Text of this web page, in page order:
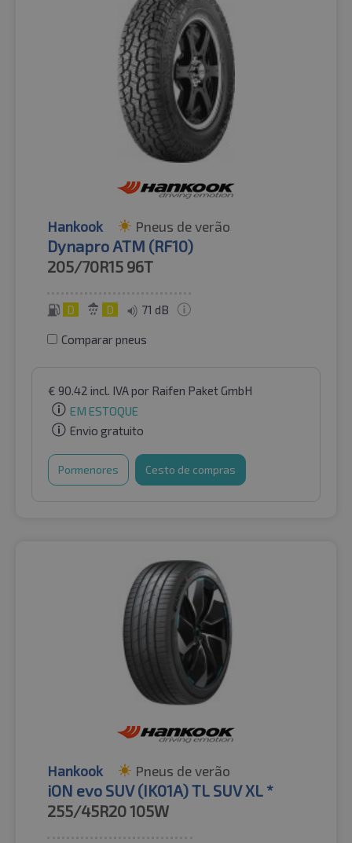
Hankook Pneus de verão
Dynapro ATM (RF10)
205/70R15 96T
D D 71 dB
Comparar pneus
€ 90.42 incl. IVApor Raifen Paket GmbH
EM ESTOQUE
Envio gratuito
Pormenores Cesto de compras
Hankook Pneus de verão
iON evo SUV (IK01A) TL SUV XL *
255/45R20105W